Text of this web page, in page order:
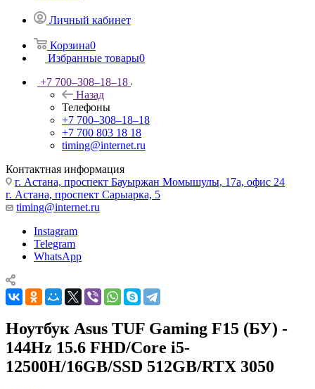
Личный кабинет
Корзина0
Избранные товары0
+7 700‒308‒18‒18
Назад
Телефоны
+7 700‒308‒18‒18
+7 700 803 18 18
timing@internet.ru
Контактная информация
г. Астана, проспект Бауыржан Момышулы, 17а, офис 24
г. Астана, проспект Сарыарка, 5
timing@internet.ru
Instagram
Telegram
WhatsApp
Ноутбук Asus TUF Gaming F15 (БУ) -
144Hz 15.6 FHD/Core i5-
12500H/16GB/SSD 512GB/RTX 3050